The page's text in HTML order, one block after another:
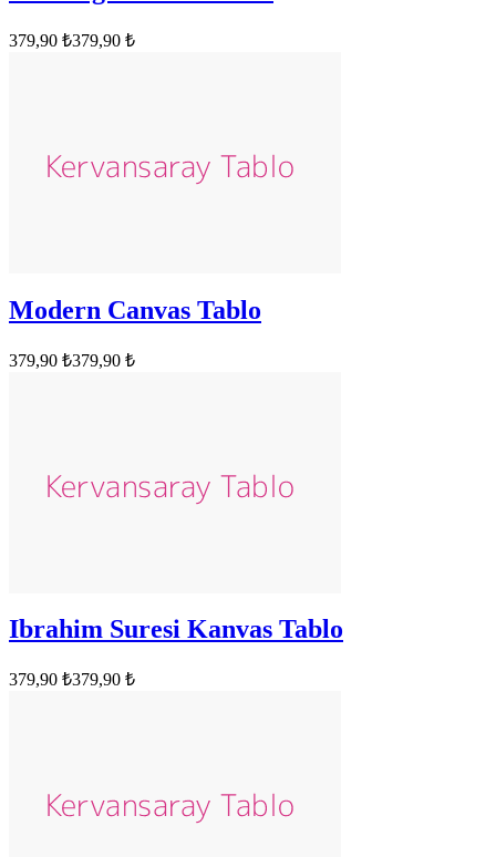
379,90 ₺379,90 ₺
Modern Canvas Tablo
379,90 ₺379,90 ₺
Ibrahim Suresi Kanvas Tablo
379,90 ₺379,90 ₺